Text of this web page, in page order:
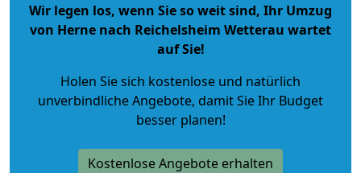
Wir legen los, wenn Sie so weit sind, Ihr Umzug
von Herne nach Reichelsheim Wetterau wartet
auf Sie!
Holen Sie sich kostenlose und natürlich
unverbindliche Angebote, damit Sie Ihr Budget
besser planen!
Kostenlose Angebote erhalten